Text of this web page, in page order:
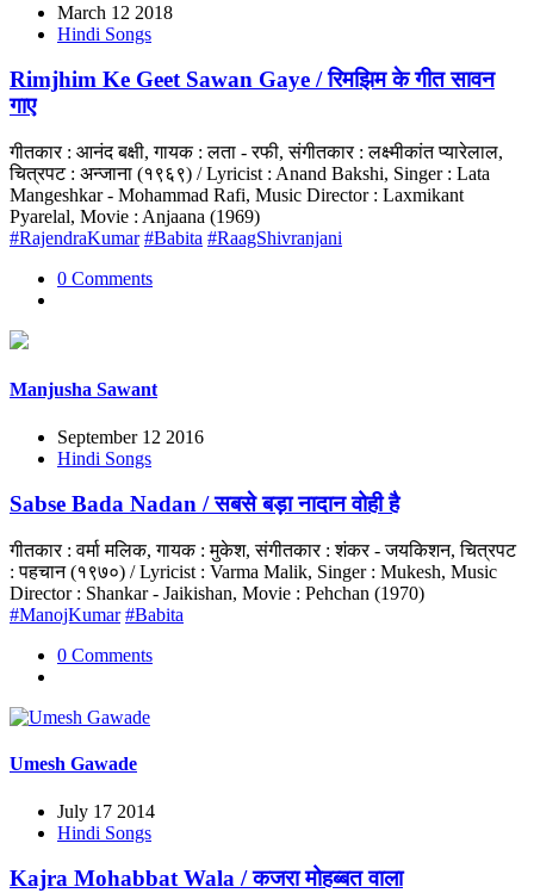
March 12 2018
Hindi Songs
Rimjhim Ke Geet Sawan Gaye / रिमझिम के गीत सावन
गाए
गीतकार : आनंद बक्षी, गायक : लता - रफी, संगीतकार : लक्ष्मीकांत प्यारेलाल,
चित्रपट : अन्जाना (१९६९) / Lyricist : Anand Bakshi, Singer : Lata
Mangeshkar - Mohammad Rafi, Music Director : Laxmikant
Pyarelal, Movie : Anjaana (1969)
#RajendraKumar #Babita #RaagShivranjani
0 Comments
Manjusha Sawant
September 12 2016
Hindi Songs
Sabse Bada Nadan / सबसे बड़ा नादान वोही है
गीतकार : वर्मा मलिक, गायक : मुकेश, संगीतकार : शंकर - जयकिशन, चित्रपट
: पहचान (१९७०) / Lyricist : Varma Malik, Singer : Mukesh, Music
Director : Shankar - Jaikishan, Movie : Pehchan (1970)
#ManojKumar #Babita
0 Comments
Umesh Gawade
July 17 2014
Hindi Songs
Kajra Mohabbat Wala / कजरा मोहब्बत वाला